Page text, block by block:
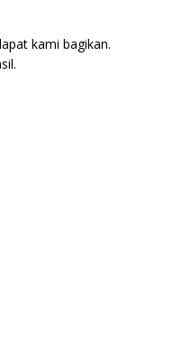
kami bagikan.